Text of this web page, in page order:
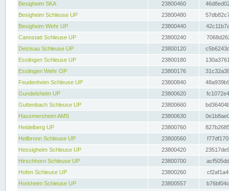
Besigheim SKA
23800460
Besigheim Schleuse UP
23800480
Besigheim Wehr UP
23800440
Cannstatt Schleuse UP
23800240
Deizisau Schleuse UP
23800120
Esslingen Schleuse UP
23800180
Esslingen Wehr OP
23800176
Feudenheim Schleuse UP
23800840
Gundelsheim UP
23800620
Guttenbach Schleuse UP
23800660
Hassmersheim AMS
23800630
Heidelberg UP
23800760
Heilbronn Schleuse UP
23800560
Hessigheim Schleuse UP
23800420
Hirschhorn Schleuse UP
23800700
Hofen Schleuse UP
23800260
Horkheim Schleuse UP
23800557